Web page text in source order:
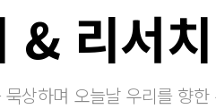
& 리서
상하며 오늘날 우리를 향